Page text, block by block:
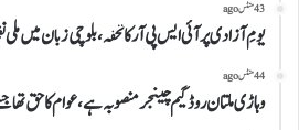
43 منٹس ago
یومِ آزادی پر آئی ایس پی آر کا تحفہ، بلوچی زبان میں
44 منٹس ago
وہاڑی ملتان روڈ گیم چینجر منصوبہ ہے، عوام کا حق تھا